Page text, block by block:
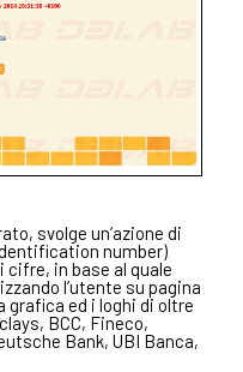
svolge un’azione di
number)
in base al quale
l’utente su pagina
grafica ed i loghi di oltre
BCC, Fineco,
Bank, UBI Banca,